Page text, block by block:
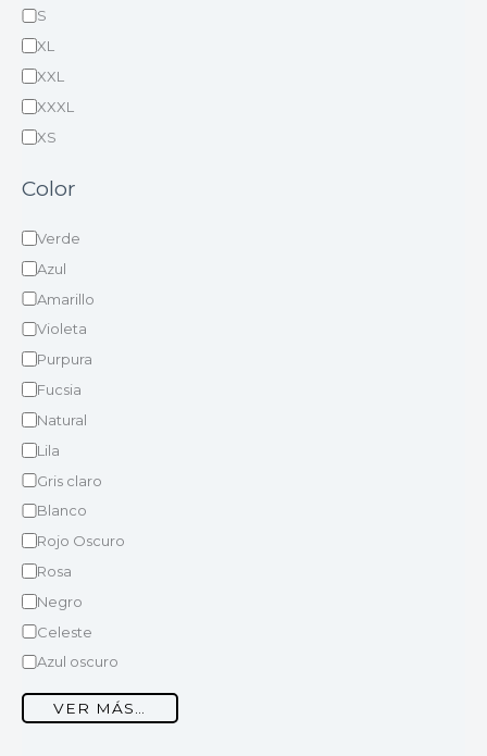
S
XL
XXL
XXXL
XS
Color
Verde
Azul
Amarillo
Violeta
Purpura
Fucsia
Natural
Lila
Gris claro
Blanco
Rojo Oscuro
Rosa
Negro
Celeste
Azul oscuro
VER MÁS…